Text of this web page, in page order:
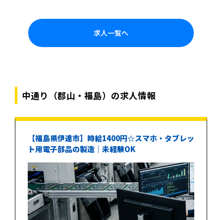
求人一覧へ
中通り（郡山・福島）の求人情報
【福島県伊達市】時給1400円☆スマホ・タブレッ
ト用電子部品の製造｜未経験OK